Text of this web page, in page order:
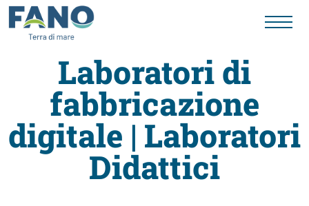
Fano
Visit
Card
Laboratori di
fabbricazione
digitale | Laboratori
Didattici